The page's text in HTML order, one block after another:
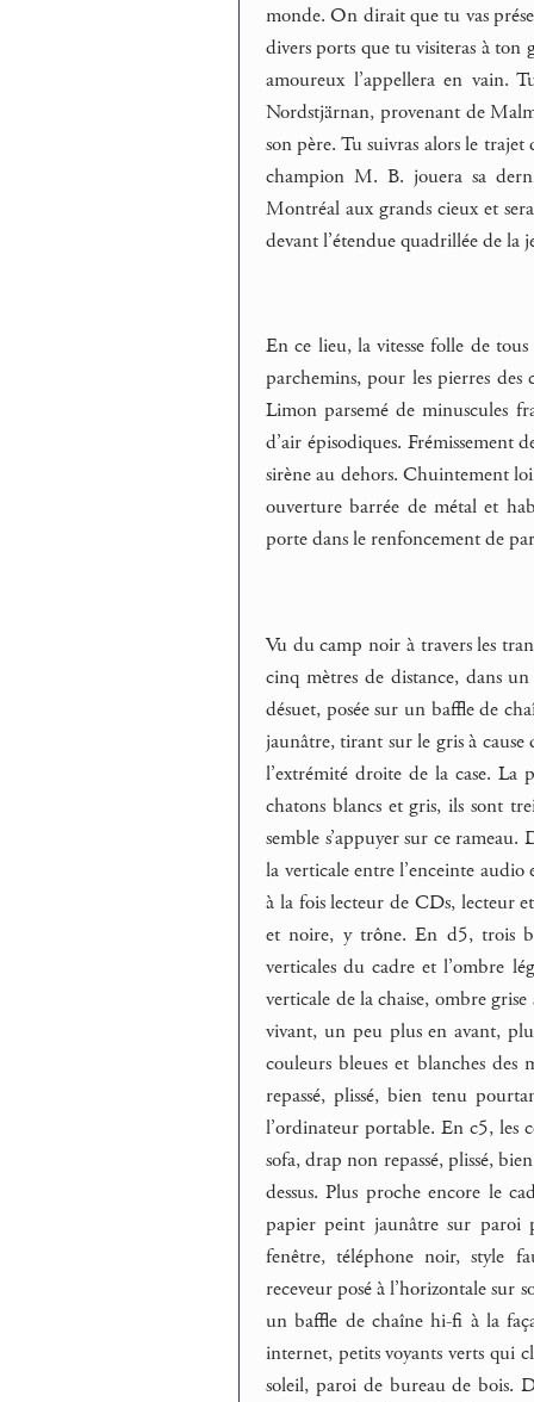
monde. On dirait que tu vas
divers ports que tu visiteras à
amoureux l’appellera en vain.
Nordstjärnan, provenant de
son père. Tu suivras alors le
champion M. B. jouera sa
Montréal aux grands cieux et
devant l’étendue quadrillée de la
En ce lieu, la vitesse folle de
parchemins, pour les pierres des
Limon parsemé de minuscules
d’air épisodiques. Frémissement
sirène au dehors. Chuintement
ouverture barrée de métal et
porte dans le renfoncement de
Vu du camp noir à travers les
cinq mètres de distance, dans
désuet, posée sur un baffle de
jaunâtre, tirant sur le gris à
l’extrémité droite de la case. La
chatons blancs et gris, ils sont
semble s’appuyer sur ce rameau.
la verticale entre l’enceinte
à la fois lecteur de CDs, lecteur
et noire, y trône. En d5, trois
verticales du cadre et l’ombre
verticale de la chaise, ombre
vivant, un peu plus en avant,
couleurs bleues et blanches des
repassé, plissé, bien tenu
l’ordinateur portable. En c5, les
sofa, drap non repassé, plissé,
dessus. Plus proche encore le
papier peint jaunâtre sur paroi
fenêtre, téléphone noir, style
receveur posé à l’horizontale sur
un baffle de chaîne hi-fi à la
internet, petits voyants verts qui
soleil, paroi de bureau de bois.